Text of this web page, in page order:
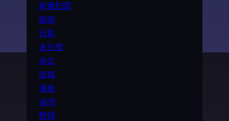
新番扫雷
新闻
日影
未分类
杂文
游戏
漫画
读书
野球